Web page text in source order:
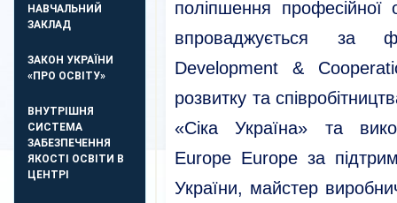
НАВЧАЛЬНИЙ
ЗАКЛАД
ЗАКОН УКРАЇНИ
«ПРО ОСВІТУ»
ВНУТРІШНЯ
СИСТЕМА
ЗАБЕЗПЕЧЕННЯ
ЯКОСТІ ОСВІТИ В
ЦЕНТРІ
поліпшення професійної
впроваджується за
Development &
розвитку та
«Сіка Україна» та
Europe Europe за
України, майстер